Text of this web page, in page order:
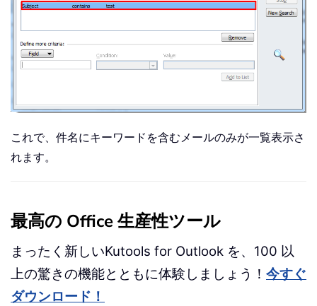
これで、件名にキーワードを含むメールのみが一覧表示さ
れます。
最高の Office 生産性ツール
まったく新しいKutools for Outlook を、100 以
上の驚きの機能とともに体験しましょう！ 今すぐ
ダウンロード！